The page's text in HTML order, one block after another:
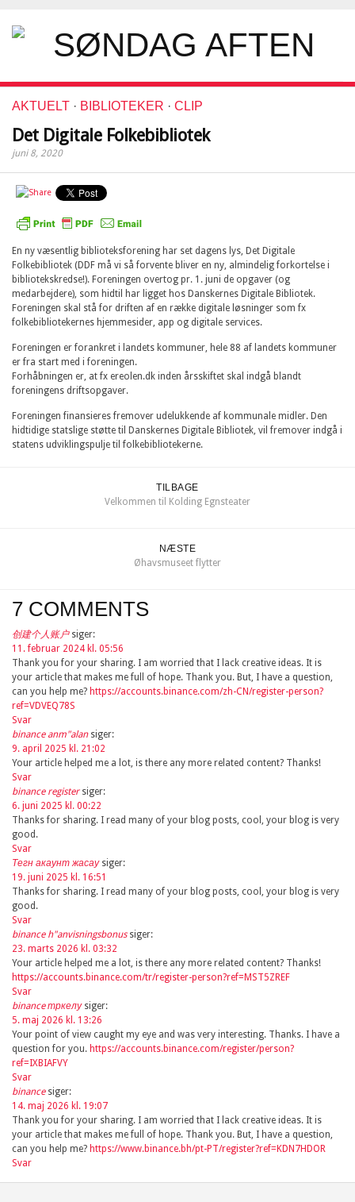
AKTUELT · BIBLIOTEKER · CLIP
Det Digitale Folkebibliotek
juni 8, 2020
En ny væsentlig biblioteksforening har set dagens lys, Det Digitale
Folkebibliotek (DDF må vi så forvente bliver en ny, almindelig forkortelse i
bibliotekskredse!). Foreningen overtog pr. 1. juni de opgaver (og
medarbejdere), som hidtil har ligget hos Danskernes Digitale Bibliotek.
Foreningen skal stå for driften af en række digitale løsninger som fx
folkebibliotekernes hjemmesider, app og digitale services.
Foreningen er forankret i landets kommuner, hele 88 af landets kommuner
er fra start med i foreningen.
Forhåbningen er, at fx ereolen.dk inden årsskiftet skal indgå blandt
foreningens driftsopgaver.
Foreningen finansieres fremover udelukkende af kommunale midler. Den
hidtidige statslige støtte til Danskernes Digitale Bibliotek, vil fremover indgå i
statens udviklingspulje til folkebibliotekerne.
TILBAGE
Velkommen til Kolding Egnsteater
NÆSTE
Øhavsmuseet flytter
7 COMMENTS
创建个人账户 siger:
11. februar 2024 kl. 05:56
Thank you for your sharing. I am worried that I lack creative ideas. It is
your article that makes me full of hope. Thank you. But, I have a question,
can you help me? https://accounts.binance.com/zh-CN/register-person?
ref=VDVEQ78S
Svar
binance anm"alan siger:
9. april 2025 kl. 21:02
Your article helped me a lot, is there any more related content? Thanks!
Svar
binance register siger:
6. juni 2025 kl. 00:22
Thanks for sharing. I read many of your blog posts, cool, your blog is very
good.
Svar
Тегн акаунт жасау siger:
19. juni 2025 kl. 16:51
Thanks for sharing. I read many of your blog posts, cool, your blog is very
good.
Svar
binance h"anvisningsbonus siger:
23. marts 2026 kl. 03:32
Your article helped me a lot, is there any more related content? Thanks!
https://accounts.binance.com/tr/register-person?ref=MST5ZREF
Svar
binance тркелу siger:
5. maj 2026 kl. 13:26
Your point of view caught my eye and was very interesting. Thanks. I have a
question for you. https://accounts.binance.com/register/person?
ref=IXBIAFVY
Svar
binance siger:
14. maj 2026 kl. 19:07
Thank you for your sharing. I am worried that I lack creative ideas. It is
your article that makes me full of hope. Thank you. But, I have a question,
can you help me? https://www.binance.bh/pt-PT/register?ref=KDN7HDOR
Svar